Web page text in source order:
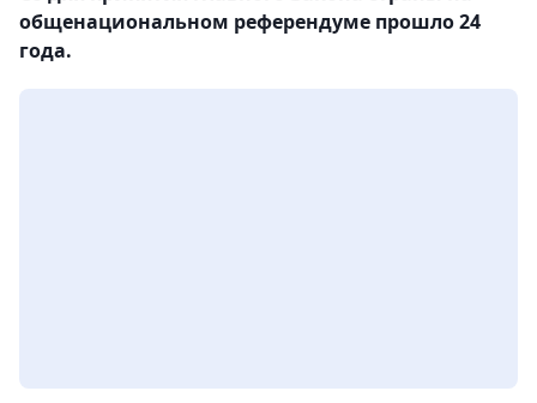
общенациональном референдуме прошло 24
года.